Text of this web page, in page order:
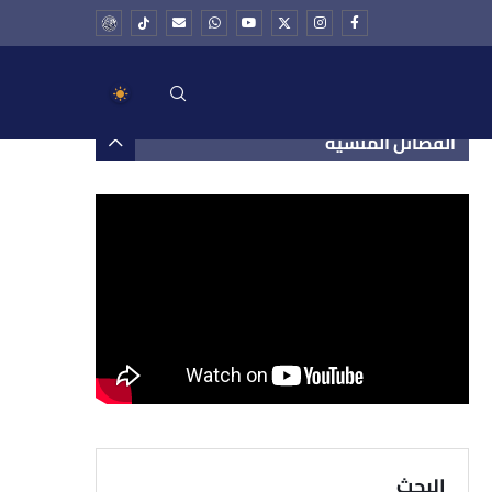
الفضائل المنسية